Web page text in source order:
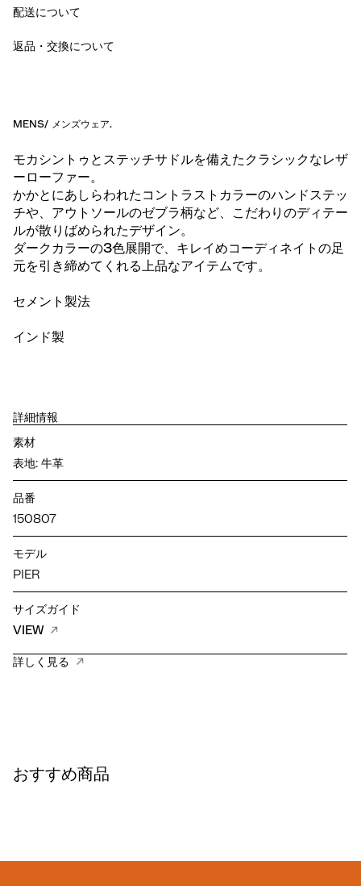
配送について
返品・交換について
MENS/ メンズウェア.
モカシントゥとステッチサドルを備えたクラシックなレザ
ーローファー。
かかとにあしらわれたコントラストカラーのハンドステッ
チや、アウトソールのゼブラ柄など、こだわりのディテー
ルが散りばめられたデザイン。
ダークカラーの3色展開で、キレイめコーディネイトの足
元を引き締めてくれる上品なアイテムです。
セメント製法
インド製
詳細情報
素材
表地: 牛革
品番
150807
モデル
PIER
サイズガイド
VIEW
詳しく見る
おすすめ商品